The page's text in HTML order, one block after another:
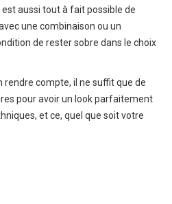
est aussi tout à fait possible de
une combinaison ou un
de rester sobre dans le choix
rendre compte, il ne suffit que de
pour avoir un look parfaitement
et ce, quel que soit votre